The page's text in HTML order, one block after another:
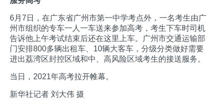
6月7日，在广东省广州市第一中学考点外，一名考生由广
州市组织的专车一人一车送来参加高考，考生下车时司机
告诉他上午考试结束后还在这里上车。广州市交通运输部
门安排800多辆出租车、10辆大客车，分级分类做好需要
进出荔湾区封控区域和中、高风险区域考生的接送服务。
当日，2021年高考拉开帷幕。
新华社记者 刘大伟 摄